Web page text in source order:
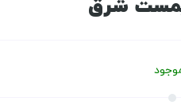
شرق